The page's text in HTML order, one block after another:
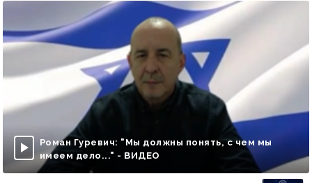
Роман Гуревич: "Мы должны понять, с чем мы
имеем дело..." - ВИДЕО